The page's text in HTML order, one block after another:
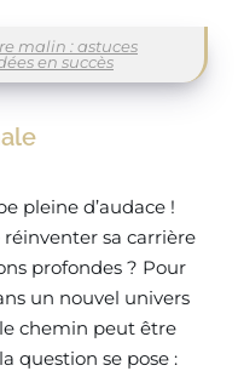
malin : astuces
en succès
pleine d’audace !
sa carrière
profondes ? Pour
un nouvel univers
chemin peut être
question se pose :